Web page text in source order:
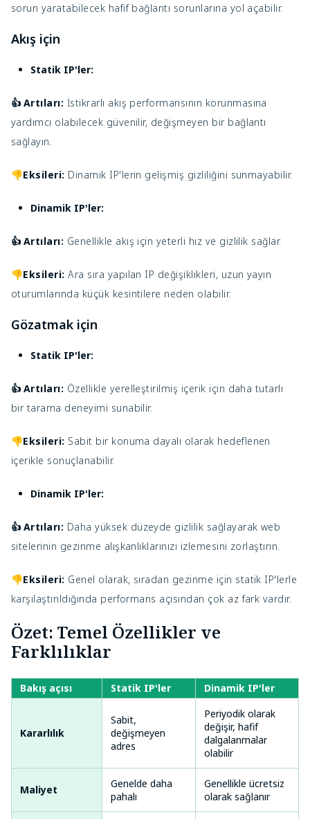
sorun yaratabilecek hafif bağlantı sorunlarına yol açabilir.
Akış için
Statik IP'ler:
👍 Artıları: İstikrarlı akış performansının korunmasına
yardımcı olabilecek güvenilir, değişmeyen bir bağlantı
sağlayın.
👎Eksileri: Dinamik IP'lerin gelişmiş gizliliğini sunmayabilir.
Dinamik IP'ler:
👍 Artıları: Genellikle akış için yeterli hız ve gizlilik sağlar.
👎Eksileri:Ara sıra yapılan IP değişiklikleri, uzun yayın
oturumlarında küçük kesintilere neden olabilir.
Gözatmak için
Statik IP'ler:
👍 Artıları: Özellikle yerelleştirilmiş içerik için daha tutarlı
bir tarama deneyimi sunabilir.
👎Eksileri: Sabit bir konuma dayalı olarak hedeflenen
içerikle sonuçlanabilir.
Dinamik IP'ler:
👍 Artıları: Daha yüksek düzeyde gizlilik sağlayarak web
sitelerinin gezinme alışkanlıklarınızı izlemesini zorlaştırın.
👎Eksileri: Genel olarak, sıradan gezinme için statik IP'lerle
karşılaştırıldığında performans açısından çok az fark vardır.
Özet: Temel Özellikler ve
Farklılıklar
Bakış açısı Statik IP'ler Dinamik IP'ler
Kararlılık
Sabit,
değişmeyen
adres
Periyodik olarak
değişir, hafif
dalgalanmalar
olabilir
Maliyet
Genelde daha
pahalı
Genellikle ücretsiz
olarak sağlanır